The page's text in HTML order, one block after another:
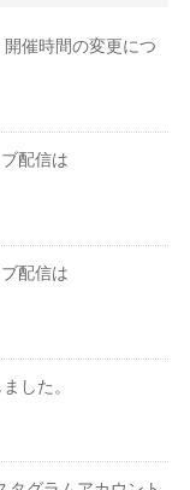
催時間の変更につ
配信は
配信は
した。